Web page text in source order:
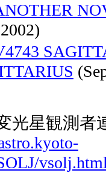
光星観測者